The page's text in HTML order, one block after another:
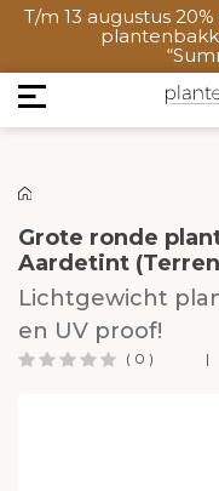
T/m 13 augustus
Grote ronde
Aardetint
Lichtgewicht
en UV proof!
( 0 ) |